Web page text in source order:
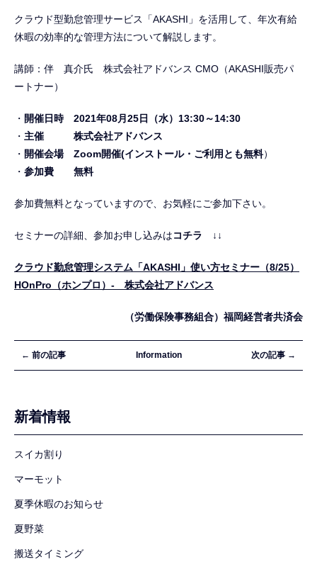
クラウド型勤怠管理サービス「AKASHI」を活用して、年次有給
休暇の効率的な管理方法について解説します。
講師：伴 真介氏 株式会社アドバンス CMO（AKASHI販売パ
ートナー）
開催日時 2021年08月25日（水）13:30～14:30
主催 株式会社アドバンス
開催会場
Zoom開催(インストール・ご利用とも無料）
参加費
無料
参加費無料となっていますので、お気軽にご参加下さい。
セミナーの詳細、参加お申し込みはコチラ ↓↓
クラウド勤怠管理システム「AKASHI」使い方セミナー（8/25）
HOnPro（ホンプロ）- 株式会社アドバンス
（労働保険事務組合）福岡経営者共済会
← 前の記事 Information 次の記事 →
新着情報
スイカ割り
マーモット
夏季休暇のお知らせ
夏野菜
搬送タイミング